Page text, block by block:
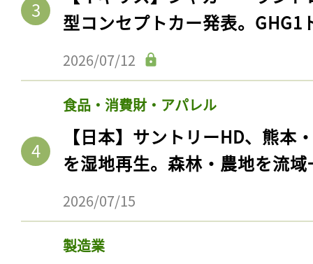
型コンセプトカー発表。GHG1
2026/07/12
食品・消費財・アパレル
【日本】サントリーHD、熊本
を湿地再生。森林・農地を流
2026/07/15
製造業